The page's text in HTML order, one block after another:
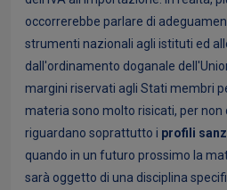
occorrerebbe parlare di
strumenti nazionali agli istituti ed
dall'ordinamento doganale
margini riservati agli Stati membri
materia sono molto risicati, per non
riguardano soprattutto i profili
quando in un futuro prossimo la
sarà oggetto di una disciplina